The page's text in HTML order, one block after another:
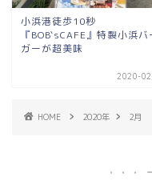
小浜港徒歩10秒
『BOB`sCAFE』特製小浜バ
ガーが超美味
2020-
HOME 2020年 2月